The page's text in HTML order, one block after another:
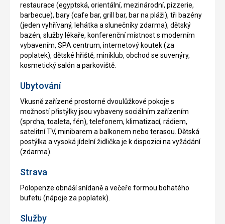
restaurace (egyptská, orientální, mezinárodní, pizzerie,
barbecue), bary (cafe bar, grill bar, bar na pláži), tři bazény
(jeden vyhřívaný, lehátka a slunečníky zdarma), dětský
bazén, služby lékaře, konferenční místnost s moderním
vybavením, SPA centrum, internetový koutek (za
poplatek), dětské hřiště, miniklub, obchod se suvenýry,
kosmetický salón a parkoviště.
Ubytování
Vkusně zařízené prostorné dvoulůžkové pokoje s
možností přistýlky jsou vybaveny sociálním zařízením
(sprcha, toaleta, fén), telefonem, klimatizací, rádiem,
satelitní TV, minibarem a balkonem nebo terasou. Dětská
postýlka a vysoká jídelní židlička je k dispozici na vyžádání
(zdarma).
Strava
Polopenze obnáší snídaně a večeře formou bohatého
bufetu (nápoje za poplatek).
Služby